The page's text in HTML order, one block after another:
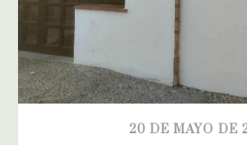
20 DE MAYO DE